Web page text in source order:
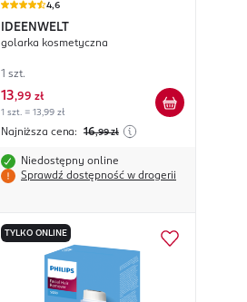
4,6
IDEENWELT
golarka kosmetyczna
1 szt.
13,99 zł
1 szt. = 13,99 zł
Najniższa cena: 16,99 zł
Niedostępny online
Sprawdź dostępność w drogerii
TYLKO ONLINE